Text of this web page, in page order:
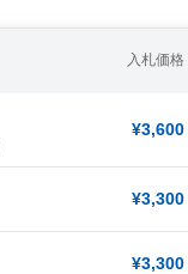
入札価格
¥3,600
¥3,300
¥3,300